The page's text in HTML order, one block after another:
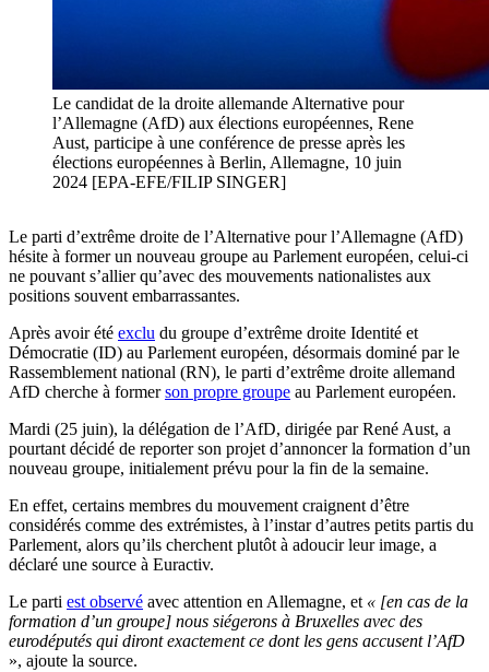
Le candidat de la droite allemande Alternative pour
l’Allemagne (AfD) aux élections européennes, Rene
Aust, participe à une conférence de presse après les
élections européennes à Berlin, Allemagne, 10 juin
2024 [EPA-EFE/FILIP SINGER]
Le parti d’extrême droite de l’Alternative pour l’Allemagne (AfD)
hésite à former un nouveau groupe au Parlement européen, celui-ci
ne pouvant s’allier qu’avec des mouvements nationalistes aux
positions souvent embarrassantes.
Après avoir été exclu du groupe d’extrême droite Identité et
Démocratie (ID) au Parlement européen, désormais dominé par le
Rassemblement national (RN), le parti d’extrême droite allemand
AfD cherche à formerson propre groupe au Parlement européen.
Mardi (25 juin), la délégation de l’AfD, dirigée par René Aust, a
pourtant décidé de reporter son projet d’annoncer la formation d’un
nouveau groupe, initialement prévu pour la fin de la semaine.
En effet, certains membres du mouvement craignent d’être
considérés comme des extrémistes, à l’instar d’autres petits partis du
Parlement, alors qu’ils cherchent plutôt à adoucir leur image, a
déclaré une source à Euractiv.
Le parti est observé avec attention en Allemagne, et « [en cas de la
formation d’un groupe] nous siégerons à Bruxelles avec des
eurodéputés qui diront exactement ce dont les gens accusent l’AfD
», ajoute la source.